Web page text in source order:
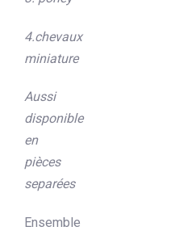
4.chevaux
miniature
Aussi
disponible
en
pièces
separées
Ensemble